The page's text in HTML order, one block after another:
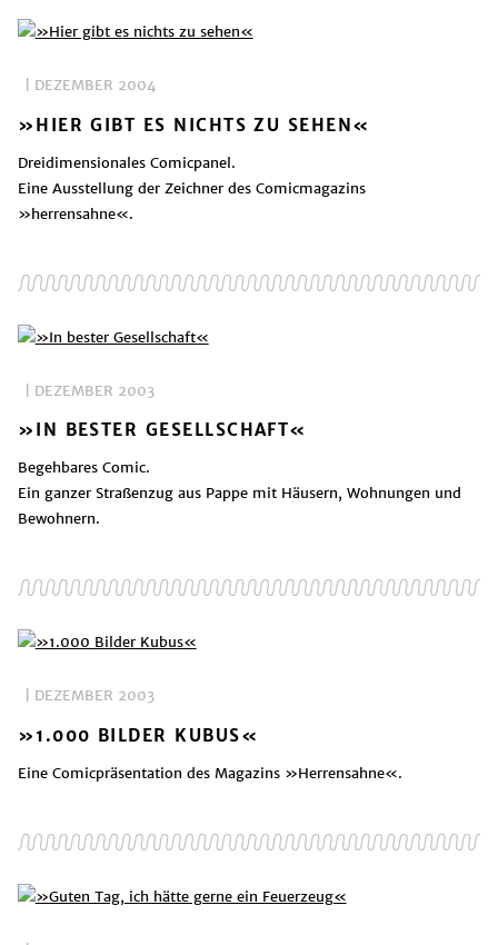
| DEZEMBER 2004
»HIER GIBT ES NICHTS ZU SEHEN«
Dreidimensionales Comicpanel.
Eine Ausstellung der Zeichner des Comicmagazins
»herrensahne«.
| DEZEMBER 2003
»IN BESTER GESELLSCHAFT«
Begehbares Comic.
Ein ganzer Straßenzug aus Pappe mit Häusern, Wohnungen und
Bewohnern.
| DEZEMBER 2003
»1.000 BILDER KUBUS«
Eine Comicpräsentation des Magazins »Herrensahne«.